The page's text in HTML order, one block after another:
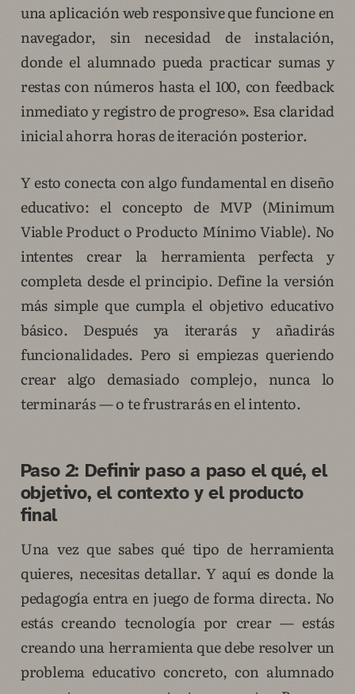
una aplicación web responsive que funcione en
navegador, sin necesidad de instalación,
donde el alumnado pueda practicar sumas y
restas con números hasta el 100, con feedback
inmediato y registro de progreso». Esa claridad
inicial ahorra horas de iteración posterior.
Y esto conecta con algo fundamental en diseño
educativo: el concepto de MVP (Minimum
Viable Product o Producto Mínimo Viable). No
intentes crear la herramienta perfecta y
completa desde el principio. Define la versión
más simple que cumpla el objetivo educativo
básico. Después ya iterarás y añadirás
funcionalidades. Pero si empiezas queriendo
crear algo demasiado complejo, nunca lo
terminarás — o te frustrarás en el intento.
Paso 2: Definir paso a paso el qué, el
objetivo, el contexto y el producto
final
Una vez que sabes qué tipo de herramienta
quieres, necesitas detallar. Y aquí es donde la
pedagogía entra en juego de forma directa. No
estás creando tecnología por crear — estás
creando una herramienta que debe resolver un
problema educativo concreto, con alumnado